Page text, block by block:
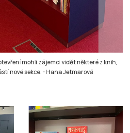
mohli zájemci vidět některé z knih,
nové sekce.-Hana Jetmarová